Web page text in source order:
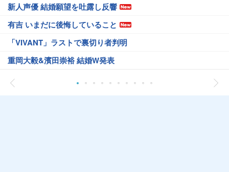
新人声優 結婚願望を吐露し反響
有吉 いまだに後悔していること
「VIVANT」ラストで裏切り者判明
重岡大毅&濱田崇裕 結婚W発表